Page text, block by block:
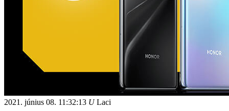
2021. június 08. 11:32:13 ULaci